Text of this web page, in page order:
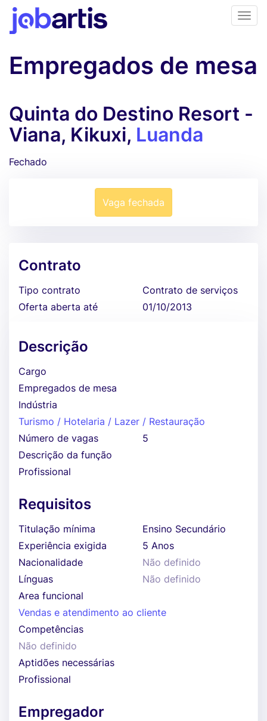
Empregados de mesa
Quinta do Destino Resort -
Viana, Kikuxi, Luanda
Fechado
Vaga fechada
Contrato
Tipo contrato
Contrato de serviços
Oferta aberta até
01/10/2013
Descrição
Cargo
Empregados de mesa
Indústria
Turismo / Hotelaria / Lazer / Restauração
Número de vagas
5
Descrição da função
Profissional
Requisitos
Titulação mínima
Ensino Secundário
Experiência exigida
5 Anos
Nacionalidade
Não definido
Línguas
Não definido
Area funcional
Vendas e atendimento ao cliente
Competências
Não definido
Aptidões necessárias
Profissional
Empregador